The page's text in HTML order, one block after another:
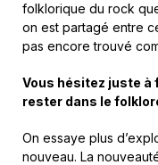
folklorique du rock
on est partagé entre
pas encore trouvé
Vous hésitez juste à
rester dans le
On essaye plus
nouveau. La